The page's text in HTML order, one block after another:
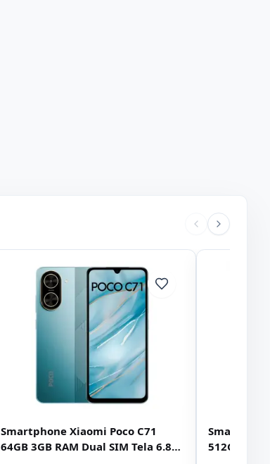
Smartphone Xiaomi Poco C71
64GB 3GB RAM Dual SIM Tela 6.88"
512GB